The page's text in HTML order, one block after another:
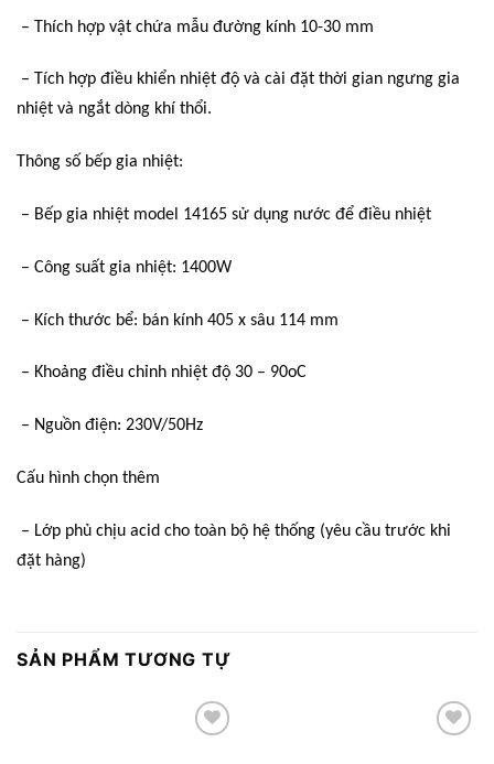
– Thích hợp vật chứa mẫu đường kính 10-30 mm
– Tích hợp điều khiển nhiệt độ và cài đặt thời gian ngưng gia
nhiệt và ngắt dòng khí thổi.
Thông số bếp gia nhiệt:
– Bếp gia nhiệt model 14165 sử dụng nước để điều nhiệt
– Công suất gia nhiệt: 1400W
– Kích thước bể: bán kính 405 x sâu 114 mm
– Khoảng điều chỉnh nhiệt độ 30 – 90oC
– Nguồn điện: 230V/50Hz
Cấu hình chọn thêm
– Lớp phủ chịu acid cho toàn bộ hệ thống (yêu cầu trước khi
đặt hàng)
SẢN PHẨM TƯƠNG TỰ